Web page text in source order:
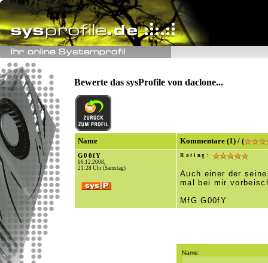
Bewerte das sysProfile von daclone...
Name Kommentare (1) / (
G00fY
06.12.2008,
21:28 Uhr (Samstag)
Rating:
Auch einer der
mal bei mir
MfG G00fY
Name: